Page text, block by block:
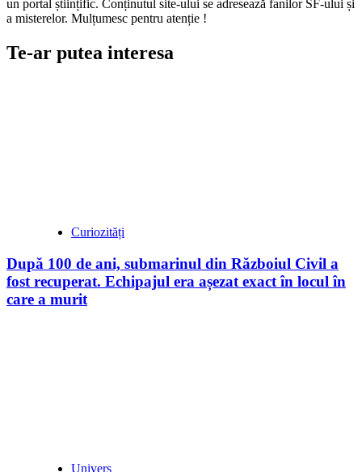
un portal științific. Conținutul site-ului se adresează fanilor SF-ului și
a misterelor. Mulțumesc pentru atenție !
Te-ar putea interesa
Curiozități
După 100 de ani, submarinul din Războiul Civil a
fost recuperat. Echipajul era așezat exact în locul în
care a murit
Univers